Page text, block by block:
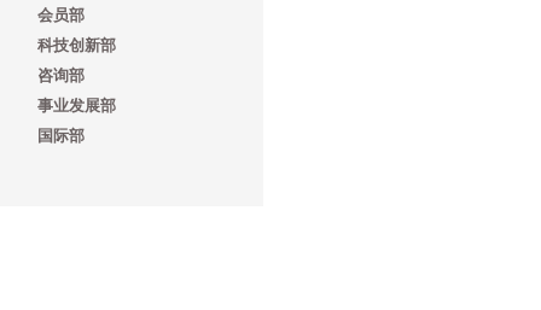
会员部
科技创新部
咨询部
事业发展部
国际部